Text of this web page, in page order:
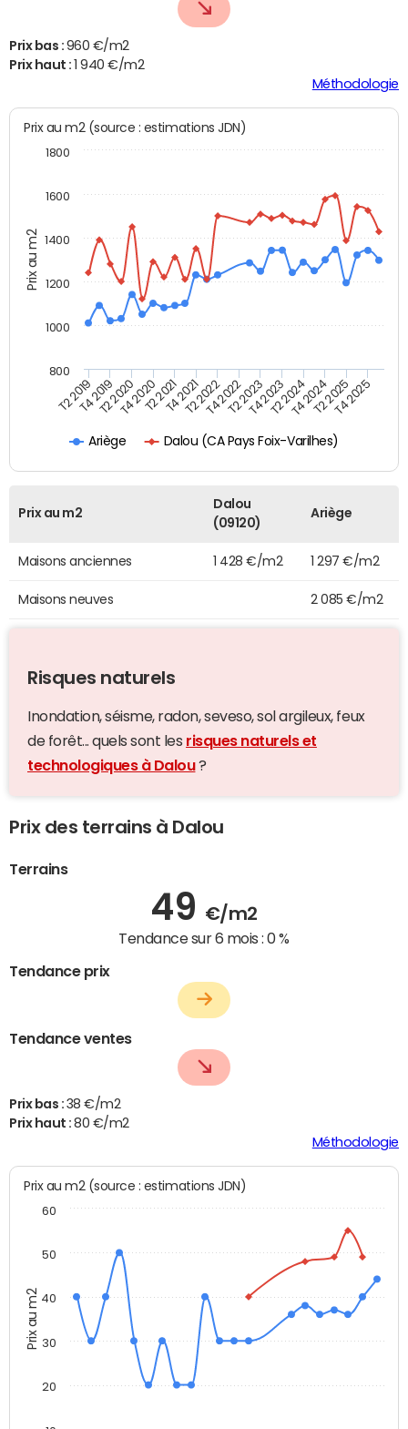
Prix bas : 960 €/m2
Prix haut :
1 940 €/m2
Méthodologie
Prix au m2
Prix au m2 (source : estimations JDN)
Ariège Dalou (CA Pays Foix-Varilhes)
T2 2019T4 2019T2 2020T4 2020T2 2021T4 2021T2 2022T4 2022T2 2023T4 2023T2 2024T4 2024T2 2025T4 2025
800
1000
1200
1400
1600
1800
Prix au m2
Dalou
(09120)
Ariège
Maisons anciennes 1 428 €/m2 1 297 €/m2
Maisons neuves 2 085 €/m2
Risques naturels
Inondation, séisme, radon, seveso, sol argileux, feux
de forêt... quels sont les risques naturels et
technologiques à Dalou?
Prix des terrains à Dalou
Terrains
49 €/m2
Tendance sur 6 mois :0 %
Tendance prix
Tendance ventes
Prix bas : 38 €/m2
Prix haut :80 €/m2
Méthodologie
Prix au m2
Prix au m2 (source : estimations JDN)
20
30
40
50
60